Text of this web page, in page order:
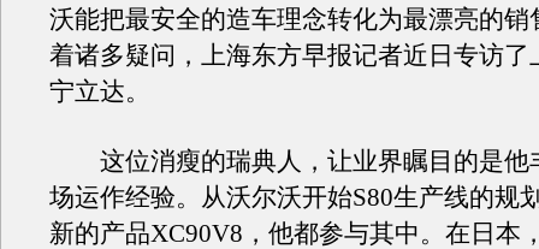
沃能把最安全的造车理念转化为最漂亮的销
着诸多疑问，上海东方早报记者近日专访了
宁立达。
这位消瘦的瑞典人，让业界瞩目的是他
场运作经验。从沃尔沃开始S80生产线的规
新的产品XC90V8，他都参与其中。在日本